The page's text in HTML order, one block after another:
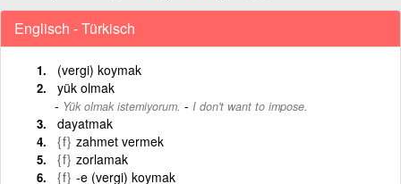
Englisch - Türkisch
(vergi) koymak
yük olmak
Yük olmak istemiyorum. - I don't want to impose.
dayatmak
{f} zahmet vermek
{f} zorlamak
{f} -e (vergi) koymak